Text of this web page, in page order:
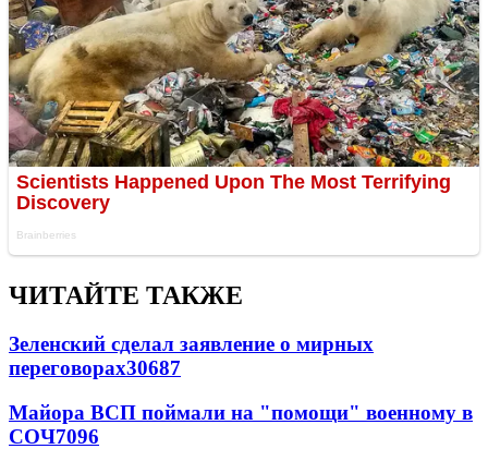
ЧИТАЙТЕ ТАКЖЕ
Зеленский сделал заявление о мирных
переговорах30687
Майора ВСП поймали на "помощи" военному в
СОЧ7096